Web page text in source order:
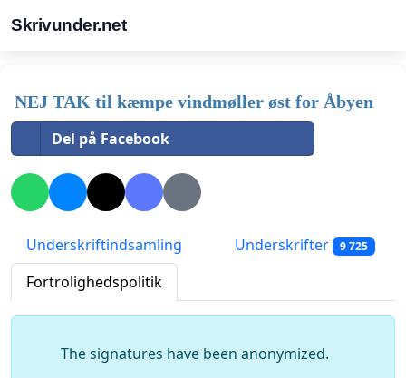
Skrivunder.net
NEJ TAK til kæmpe vindmøller øst for Åbyen
Del på Facebook
Underskriftindsamling Underskrifter 9 725
Fortrolighedspolitik
The signatures have been anonymized.